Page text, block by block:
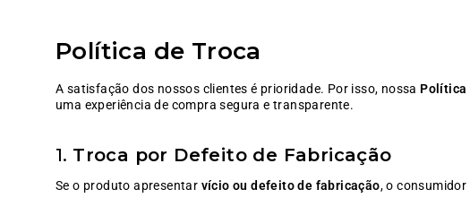
Política de Troca
A satisfação dos nossos clientes é prioridade. Por isso, nossa Política
uma experiência de compra segura e transparente.
1. Troca por Defeito de Fabricação
Se o produto apresentar vício ou defeito de fabricação, o